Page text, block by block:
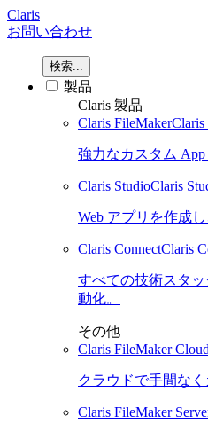
Claris
お問い合わせ
検索...
製品
Claris 製品
Claris FileMakerClaris
強力なカスタム App
Claris StudioClaris
Web アプリを作成
Claris ConnectClaris
すべての技術スタ
動化。
その他
Claris FileMaker Cloud
クラウドで手間なく
Claris FileMaker